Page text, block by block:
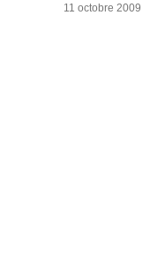
11 octobre 2009